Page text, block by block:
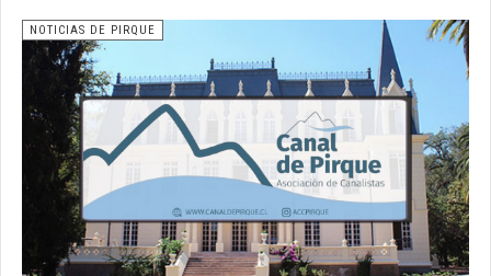
NOTICIAS DE PIRQUE